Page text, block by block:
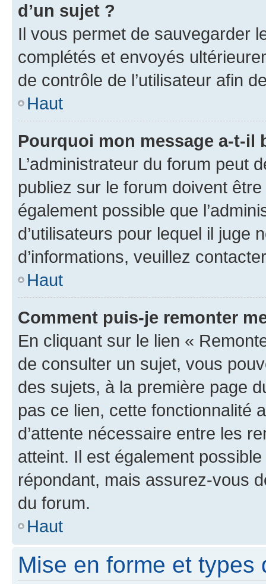
d’un sujet ?
Il vous permet de sauvegarder
complétés et envoyés
de contrôle de l’utilisateur afin
Haut
Pourquoi mon message a-t-il
L’administrateur du forum peut
publiez sur le forum doivent
également possible que
d’utilisateurs pour lequel il juge
d’informations, veuillez
Haut
Comment puis-je remonter
En cliquant sur le lien «
de consulter un sujet, vous
des sujets, à la première page
pas ce lien, cette fonctionnalité
d’attente nécessaire entre les
atteint. Il est également
répondant, mais assurez-vous
du forum.
Haut
Mise en forme et types